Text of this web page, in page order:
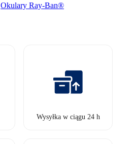
Okulary Ray-Ban®
Wysyłka w ciągu 24 h